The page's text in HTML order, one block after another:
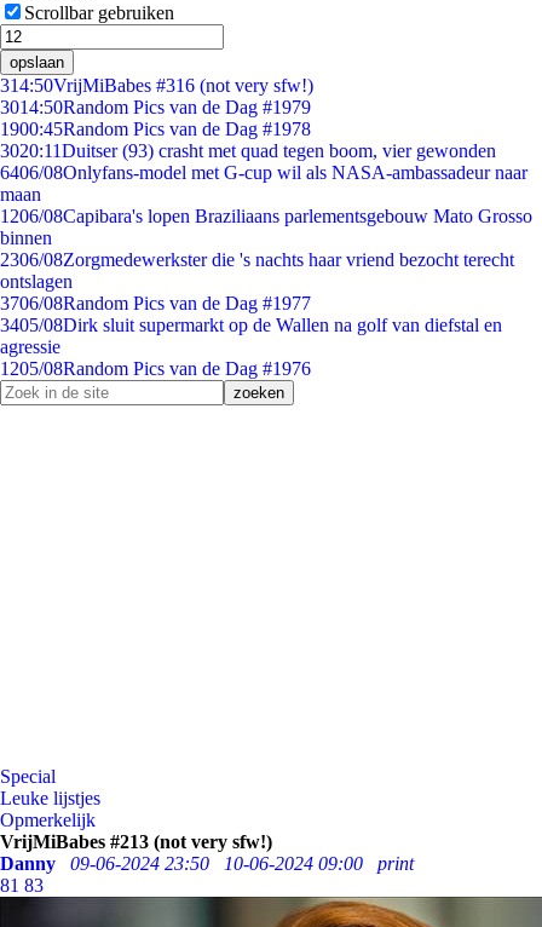
Scrollbar gebruiken
opslaan
314:50VrijMiBabes #316 (not very sfw!)
3014:50Random Pics van de Dag #1979
1900:45Random Pics van de Dag #1978
3020:11Duitser (93) crasht met quad tegen boom, vier gewonden
6406/08Onlyfans-model met G-cup wil als NASA-ambassadeur naar
maan
1206/08Capibara's lopen Braziliaans parlementsgebouw Mato Grosso
binnen
2306/08Zorgmedewerkster die 's nachts haar vriend bezocht terecht
ontslagen
3706/08Random Pics van de Dag #1977
3405/08Dirk sluit supermarkt op de Wallen na golf van diefstal en
agressie
1205/08Random Pics van de Dag #1976
Special
Leuke lijstjes
Opmerkelijk
VrijMiBabes #213 (not very sfw!)
Danny
09-06-2024 23:50 10-06-2024 09:00
print
81 83